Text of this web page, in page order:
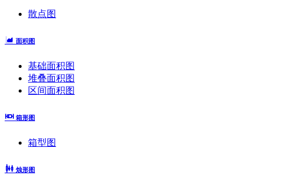
散点图
面积图
基础面积图
堆叠面积图
区间面积图
箱形图
箱型图
烛形图